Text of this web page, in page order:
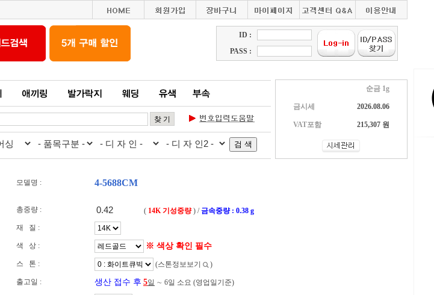
ID :
PASS :
순금 1g
금시세 2026.08.06
VAT포함 215,307 원
모델명 : 4-5688CM
총중량 : ( 14K 기성중량) /금속중량 : 0.38 g
재 질 :
색 상 : ※ 색상 확인 필수
스 톤 : (스톤정보보기 )
출고일 : 생산 접수 후 5일 ∼ 6일 소요 (영업일기준)